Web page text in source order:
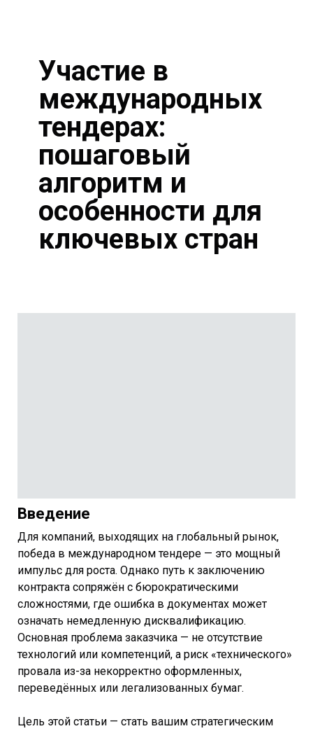
Участие в
международных
тендерах:
пошаговый
алгоритм и
особенности для
ключевых стран
Введение
Для компаний, выходящих на глобальный рынок,
победа в международном тендере — это мощный
импульс для роста. Однако путь к заключению
контракта сопряжён с бюрократическими
сложностями, где ошибка в документах может
означать немедленную дисквалификацию.
Основная проблема заказчика — не отсутствие
технологий или компетенций, а риск «технического»
провала из-за некорректно оформленных,
переведённых или легализованных бумаг.
Цель этой статьи — стать вашим стратегическим